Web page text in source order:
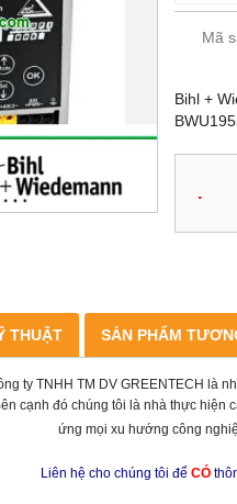
Mã
Bihl +
THUẬT SẢN PHẨM
ty TNHH TM DV GREENTECH là
cạnh đó chúng tôi là nhà thực
ứng mọi xu hướng công
Liên hệ cho chúng tôi để CÓ